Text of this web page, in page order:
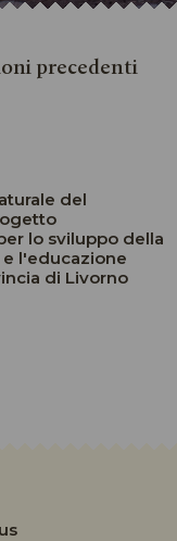
precedenti
del
lo sviluppo della
l'educazione
di Livorno